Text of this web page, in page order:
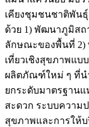
เคียงชุมชนชาติพันธุ์
ด้วย 1) พัฒนาภูมิส
ลักษณะของพื้นที่ 2)
เที่ยวเชิงสุขภาพแบ
ผลิตภัณฑ์ใหม่ ๆ ที่น
ยกระดับมาตรฐานแ
สะดวก ระบบความ
สุขภาพและการให้บ